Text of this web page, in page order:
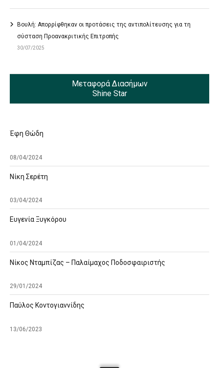
Βουλή: Απορρίφθηκαν οι προτάσεις της αντιπολίτευσης για τη
σύσταση Προανακριτικής Επιτροπής
30/07/2025
Μεταφορά Διασήμων
Shine Star
Έφη Θώδη
08/04/2024
Νίκη Σερέτη
03/04/2024
Ευγενία Ξυγκόρου
01/04/2024
Νίκος Νταμπίζας – Παλαίμαχος Ποδοσφαιριστής
29/01/2024
Παύλος Κοντογιαννίδης
13/06/2023